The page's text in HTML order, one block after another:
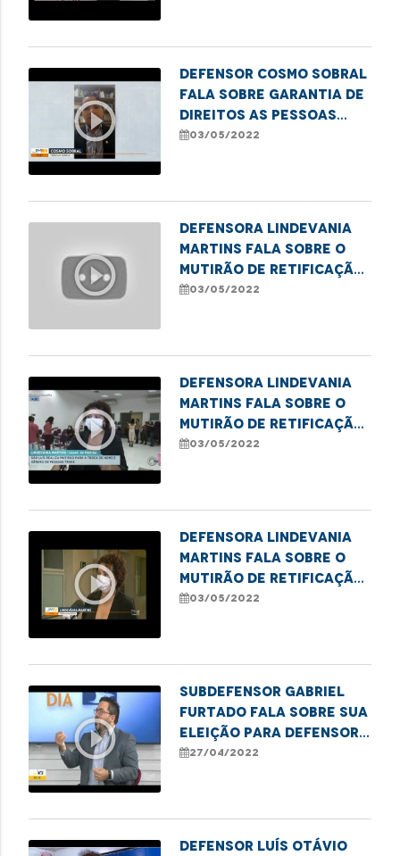
LGBTQIA+ em Imperatriz.
play_circle_outline
Defensor Cosmo Sobral
fala sobre garantia de
direitos as pessoas
com Transtorno do
03/05/2022
play_circle_outline
Defensora Lindevania
Martins fala sobre o
mutirão de retificação
de nome social para
03/05/2022
play_circle_outline
Defensora Lindevania
Martins fala sobre o
mutirão de retificação
de nome social para
03/05/2022
play_circle_outline
Defensora Lindevania
Martins fala sobre o
mutirão de retificação
de nome social para
03/05/2022
play_circle_outline
Subdefensor Gabriel
Furtado fala sobre sua
eleição para defensor-
geral, prioridades do
sobre os serviços
27/04/2022
Defensor Luís Otávio